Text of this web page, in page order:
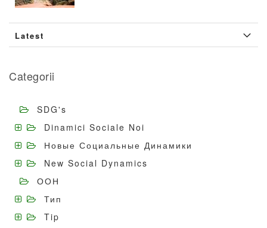
Latest
Categorii
SDG's
Dinamici Sociale Noi
Новые Социальные Динамики
New Social Dynamics
ООН
Тип
Tip